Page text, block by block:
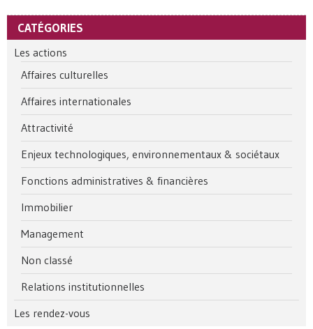
CATÉGORIES
Les actions
Affaires culturelles
Affaires internationales
Attractivité
Enjeux technologiques, environnementaux & sociétaux
Fonctions administratives & financières
Immobilier
Management
Non classé
Relations institutionnelles
Les rendez-vous